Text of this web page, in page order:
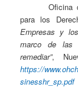
Oficina
para los
Empresas y
marco de las
remediar”,
https://
sinesshr_sp.pdf